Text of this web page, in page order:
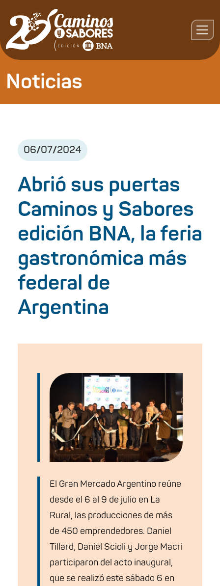
Noticias
06/07/2024
Abrió sus puertas
Caminos y Sabores
edición BNA, la feria
gastronómica más
federal de
Argentina
El Gran Mercado Argentino reúne
desde el 6 al 9 de julio en La
Rural, las producciones de más
de 450 emprendedores. Daniel
Tillard, Daniel Scioli y Jorge Macri
participaron del acto inaugural,
que se realizó este sábado 6 en